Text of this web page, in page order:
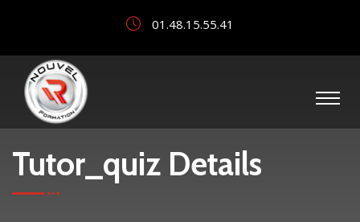
01.48.15.55.41
Tutor_quiz Details